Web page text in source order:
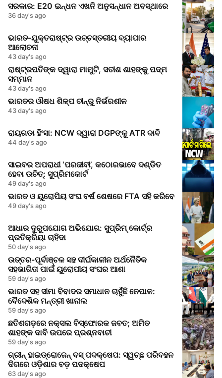
ସରକାର: E20 ଇନ୍ଧନ ଏଖନି ଅନୁସନ୍ଧାନ ଅବସ୍ଥାରେ
36 day's ago
ଭାରତ-ଯୁକ୍ତରାଷ୍ଟ୍ର ଉଚ୍ଚସ୍ତରୀୟ ବ୍ୟାପାର
ଆଲୋଚନା
43 day's ago
ରାଷ୍ଟ୍ରପତିଙ୍କ ଦ୍ୱାରା ମାମୁଟି, ସତୀଶ ଶାହଙ୍କୁ ପଦ୍ମ
ସମ୍ମାନ
43 day's ago
ଭାରତର ଔଷଧ ଶିଳ୍ପ ଚୀନ୍‌ରୁ ନିର୍ଭରଶୀଳ
43 day's ago
ରାୟଗଡା ହିଂସା: NCW ଦ୍ୱାରା DGPଙ୍କୁ ATR ଦାବି
44 day's ago
ସାଇବର ଅପରାଧୀ ‘ପରଜୀବୀ’, କଠୋରଭାବେ ଦଣ୍ଡିତ
ହେବା ଉଚିତ୍: ସୁପ୍ରିମକୋର୍ଟ
49 day's ago
ଭାରତ ଓ ୟୁରୋପିୟ ସଂଘ ବର୍ଷ ଶେଷରେ FTA ସହି କରିବେ
49 day's ago
ଆଧାର ଦୁରୁପଯୋଗ ଅଭିଯୋଗ: ସୁପ୍ରିମ୍ କୋର୍ଟ୍‌ର
ପ୍ରତିକ୍ରିୟା ଚାହିଦା
50 day's ago
ଉତ୍ତର-ପୂର୍ବାଞ୍ଚଳ ସହ ଦୀର୍ଘକାଳୀନ ଅର୍ଥନୈତିକ
ସହଭାଗିତା ପାଇଁ ୟୁରୋପୀୟ ସଂଘର ଆଶା
59 day's ago
ଭାରତ ସହ ସୀମା ବିବାଦର ସମାଧାନ ଚାହୁଁଛି ନେପାଳ:
ବୈଦେଶିକ ମନ୍ତ୍ରୀ ଖାନାଲ
59 day's ago
ଛତିଶଗଡ଼ରେ ନକ୍ସଲ ବିସ୍ଫୋରକ ଜବତ; ଅମିତ
ଶାହଙ୍କ ଦାବି ଉପରେ ପ୍ରଶ୍ନବାଚୀ
59 day's ago
ଗ୍ରୀନ୍ ହାଇଡ୍ରୋଜେନ୍ ବସ୍ ପଦକ୍ଷେପ: ସ୍ୱଚ୍ଛ ପରିବହନ
ଦିଗରେ ଓଡ଼ିଶାର ବଡ଼ ପଦକ୍ଷେପ
63 day's ago